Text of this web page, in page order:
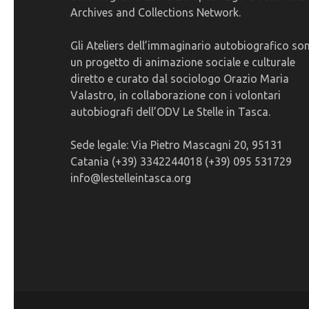
Archives and Collections Network.
Gli Ateliers dell’immaginario autobiografico
un progetto di animazione sociale e culturale
diretto e curato dal sociologo Orazio Maria
Valastro, in collaborazione con i volontari
autobiografi dell’ODV Le Stelle in Tasca.
Sede legale: Via Pietro Mascagni 20, 95131
Catania (+39) 3342244018 (+39) 095 531729
info@lestelleintasca.org